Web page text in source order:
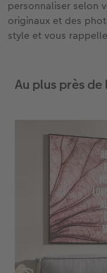
personnaliser selon
originaux et des
style et vous
Au plus près